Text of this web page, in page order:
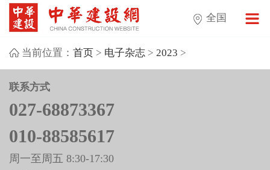
全国
当前位置： 首页> 电子杂志> 2023 >
联系方式
027-68873367
010-88585617
周一至周五 8:30-17:30